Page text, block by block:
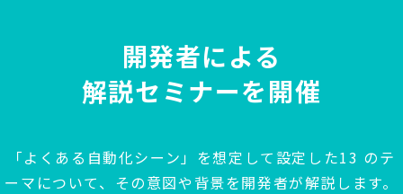
開発者による
解説セミナーを開催
「よくある自動化シーン」を想定して設定した13 のテ
ーマについて、その意図や背景を開発者が解説します。